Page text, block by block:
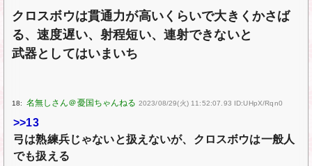
クロスボウは貫通力が高いくらいで大きくかさば
る、速度遅い、射程短い、連射できないと
武器としてはいまいち
18: 2023/08/29(火) 11:52:07.93 ID:UHpX/Rqn0
>>13
弓は熟練兵じゃないと扱えないが、クロスボウは一般人
でも扱える